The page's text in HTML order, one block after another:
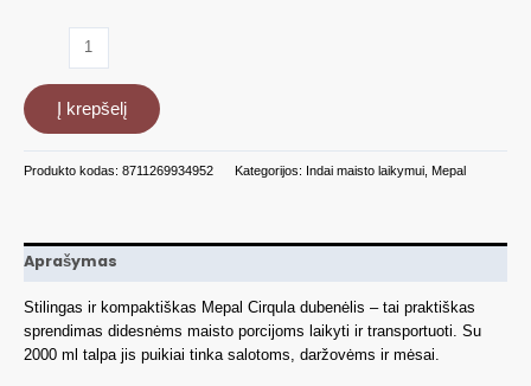
Indas
maisto
laikymui
Multi
MP106214015700
Į krepšelį
Produkto kodas: 8711269934952 Kategorijos: Indai maisto laikymui Mepal
Aprašymas
Stilingas ir kompaktiškas Mepal Cirqula dubenėlis – tai praktiškas
sprendimas didesnėms maisto porcijoms laikyti ir transportuoti. Su
2000 ml talpa jis puikiai tinka salotoms, daržovėms ir mėsai.